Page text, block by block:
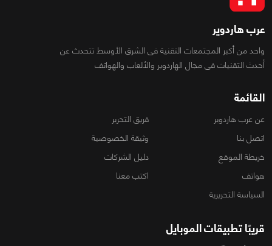
عرب هاردوير
واحد من أكبر المجتمعات التقنية فى الشرق الأوسط تتحدث عن
أحدث التقنيات فى مجال الهاردوير والألعاب والهواتف
القائمة
عن عرب هاردوير
فريق التحرير
اتصل بنا
وثيقة الخصوصية
خريطة الموقع
دليل الشركات
هواتف
اكتب معنا
السياسة التحريرية
قريبًا تطبيقات الموبايل